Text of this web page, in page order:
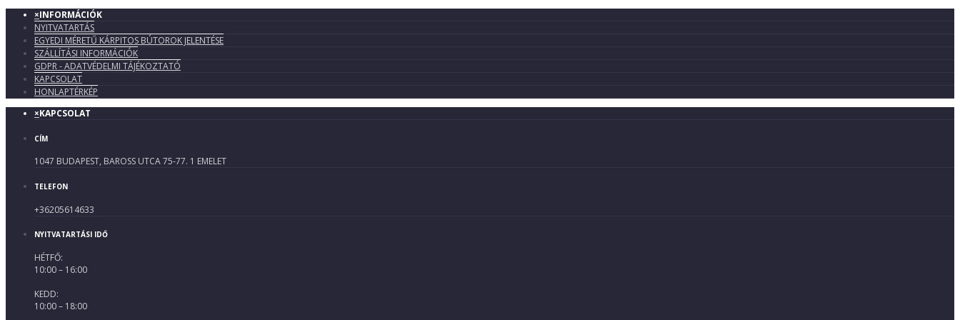
×INFORMÁCIÓK
NYITVATARTÁS
EGYEDI MÉRETŰ KÁRPITOS BÚTOROK JELENTÉSE
SZÁLLÍTÁSI INFORMÁCIÓK
GDPR - ADATVÉDELMI TÁJÉKOZTATÓ
KAPCSOLAT
HONLAPTÉRKÉP
×KAPCSOLAT
CÍM
1047 BUDAPEST, BAROSS UTCA 75-77. 1 EMELET
TELEFON
+36205614633
NYITVATARTÁSI IDŐ
HÉTFŐ:
10:00 – 16:00
KEDD:
10:00 – 18:00